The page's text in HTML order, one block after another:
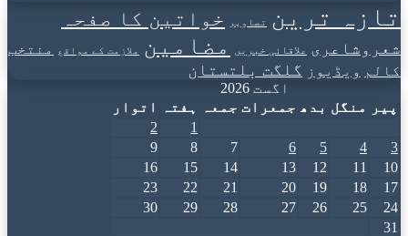
تازہ ترین تصاویر خواتین کا صفحہ
شعروشاعری علاقائی خبریں مضامین ملازمت کے مواقع
منتخب
کالم ویڈیوز گلگت بلتستان
اگست 2026
پیر
منگل بدھ جمعرات جمعہ ہفتہ
اتوار
1
2
3
4
5
6
7
8
9
10
11
12
13
14
15
16
17
18
19
20
21
22
23
24
25
26
27
28
29
30
31